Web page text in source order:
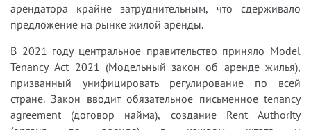
арендатора крайне затруднительным, что сдерживало
предложение на рынке жилой аренды.
В 2021 году центральное правительство приняло Model
Tenancy Act 2021 (Модельный закон об аренде жилья),
призванный унифицировать регулирование по всей
стране. Закон вводит обязательное письменное tenancy
agreement (договор найма), создание Rent Authority